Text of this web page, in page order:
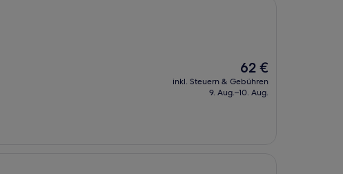
Der
Preis
beträgt
62 €
inkl. Steuern & Gebühren
9. Aug.–10. Aug.